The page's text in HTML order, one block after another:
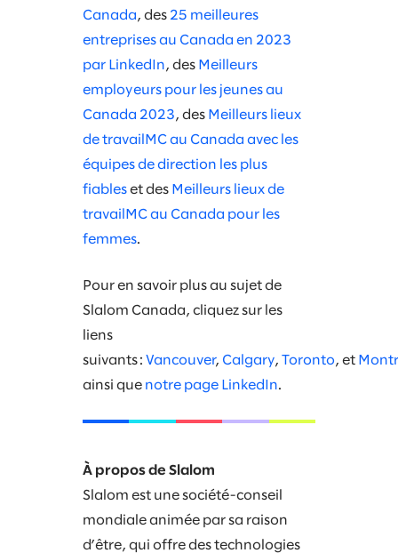
Canada, des 25 meilleures
entreprises au Canada en 2023
par LinkedIn, des Meilleurs
employeurs pour les jeunes au
Canada 2023, des Meilleurs lieux
de travailMC au Canada avec les
équipes de direction les plus
fiables et des Meilleurs lieux de
travailMC au Canada pour les
femmes.
Pour en savoir plus au sujet de
Slalom Canada, cliquez sur les
liens
suivants : Vancouver, Calgary,Toronto, et
ainsi que notre page LinkedIn.
À propos de Slalom
Slalom est une société-conseil
mondiale animée par sa raison
d’être, qui offre des technologies